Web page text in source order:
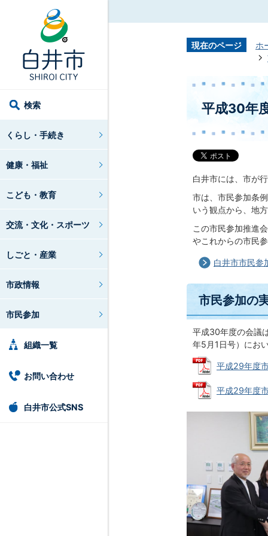
検索
くらし・手続き
健康・福祉
こども・教育
交流・文化・スポーツ
しごと・産業
市政情報
市民参加
組織一覧
お問い合わせ
白井市公式SNS
現在のページ
ホ
平成30年
白井市には、市が
市は、市民参加条
いう観点から、地
この市民参加推進
やこれからの市民
白井市市民参
市民参加の
平成30年度の会議
年5月1日号）にお
平成29年度
平成29年度